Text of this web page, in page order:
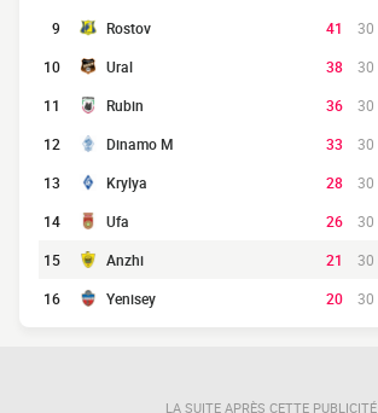
9 Rostov 41 30
10 Ural 38 30
11 Rubin 36 30
12 Dinamo M 33 30
13 Krylya 28 30
14 Ufa 26 30
15 Anzhi 21
30
16
Yenisey 20 30
LA SUITE APRÈS CETTE PUBLICITÉ